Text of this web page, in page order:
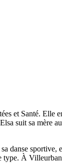
et Santé. Elle
suit sa mère
danse sportive,
type. À